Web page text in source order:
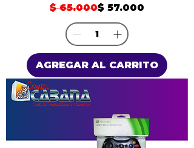
Precio
$ 65.000Precio de oferta
$ 57.000
AGREGAR AL CARRITO